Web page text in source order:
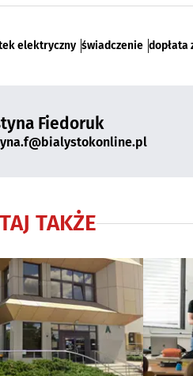
elektryczny świadczenie dopłata
Fiedoruk
TAKŻE